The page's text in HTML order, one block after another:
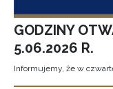
GODZINY
5.06.2026 R.
Informujemy, że w